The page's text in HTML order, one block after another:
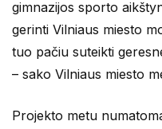
gimnazijos sporto
gerinti Vilniaus miesto
tuo pačiu suteikti
– sako Vilniaus miesto
Projekto metu